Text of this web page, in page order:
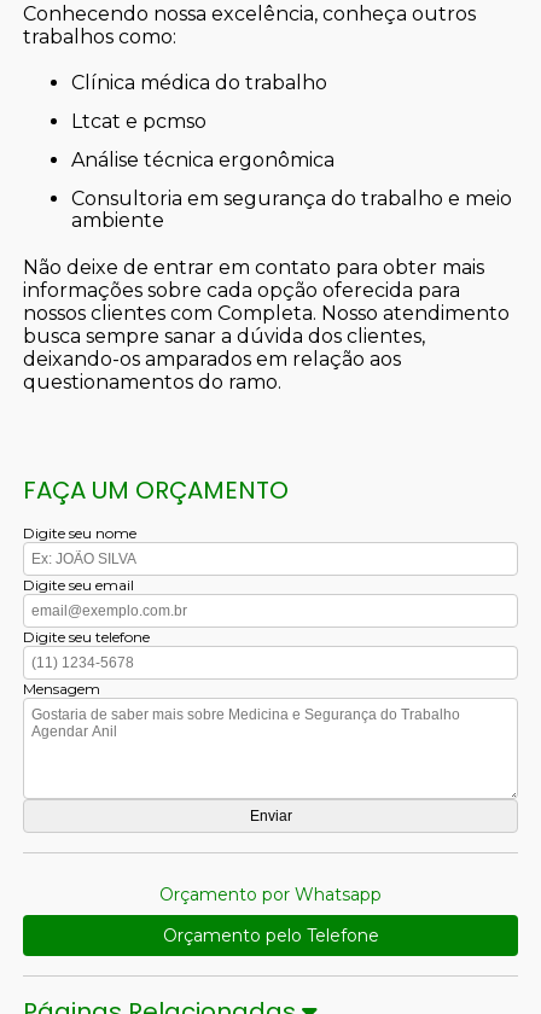
Conhecendo nossa excelência, conheça outros
trabalhos como:
clínica médica do trabalho
ltcat e pcmso
análise técnica ergonômica
consultoria em segurança do trabalho e meio
ambiente
Não deixe de entrar em contato para obter mais
informações sobre cada opção oferecida para
nossos clientes com Completa. Nosso atendimento
busca sempre sanar a dúvida dos clientes,
deixando-os amparados em relação aos
questionamentos do ramo.
FAÇA UM ORÇAMENTO
Digite seu nome
Digite seu email
Digite seu telefone
Mensagem
Orçamento por Whatsapp
Orçamento pelo Telefone